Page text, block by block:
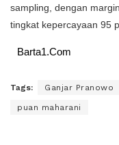
sampling, dengan
tingkat kepercayaan 95
Barta1.Com
Tags: Ganjar Pranowo
puan maharani